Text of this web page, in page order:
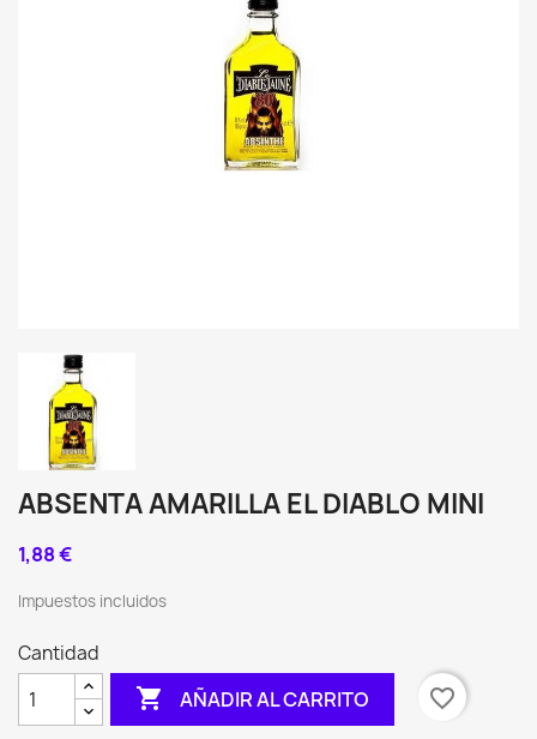
ABSENTA AMARILLA EL DIABLO MINI
1,88 €
Impuestos incluidos
Cantidad
 AÑADIR AL CARRITO favorite_border